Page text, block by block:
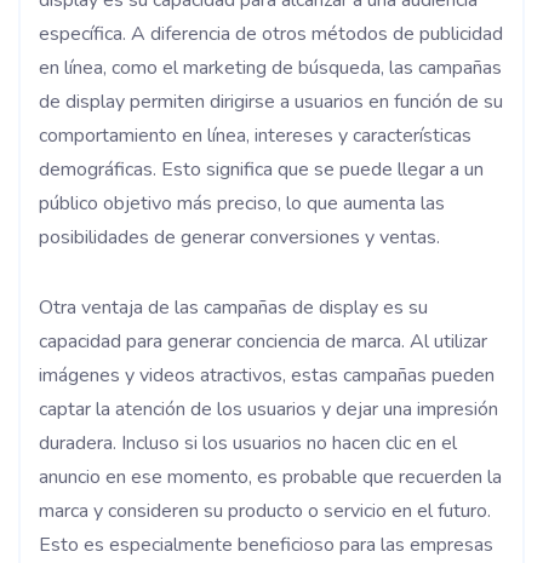
específica. A diferencia de otros métodos de publicidad
en línea, como el marketing de búsqueda, las campañas
de display permiten dirigirse a usuarios en función de su
comportamiento en línea, intereses y características
demográficas. Esto significa que se puede llegar a un
público objetivo más preciso, lo que aumenta las
posibilidades de generar conversiones y ventas.
Otra ventaja de las campañas de display es su
capacidad para generar conciencia de marca. Al utilizar
imágenes y videos atractivos, estas campañas pueden
captar la atención de los usuarios y dejar una impresión
duradera. Incluso si los usuarios no hacen clic en el
anuncio en ese momento, es probable que recuerden la
marca y consideren su producto o servicio en el futuro.
Esto es especialmente beneficioso para las empresas